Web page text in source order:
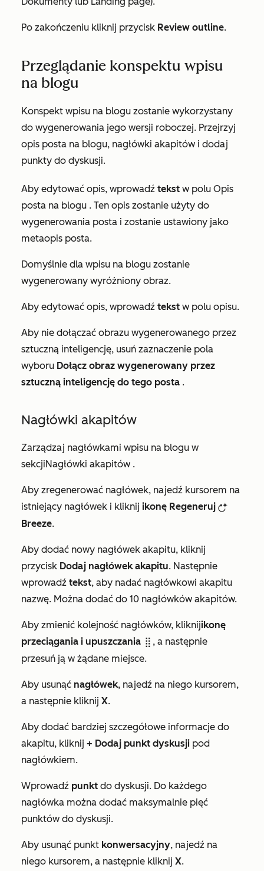
Po zakończeniu kliknij przycisk Review outline.
Przeglądanie konspektu wpisu
na blogu
Konspekt wpisu na blogu zostanie wykorzystany
do wygenerowania jego wersji roboczej. Przejrzyj
opis posta na blogu, nagłówki akapitów i dodaj
punkty do dyskusji.
Aby edytować opis, wprowadź tekst w polu Opis
posta na blogu . Ten opis zostanie użyty do
wygenerowania posta i zostanie ustawiony jako
metaopis posta.
Domyślnie dla wpisu na blogu zostanie
wygenerowany wyróżniony obraz.
Aby edytować opis, wprowadź tekst w polu opisu.
Aby nie dołączać obrazu wygenerowanego przez
sztuczną inteligencję, usuń zaznaczenie pola
wyboru Dołącz obraz wygenerowany przez
sztuczną inteligencję do tego posta .
Nagłówki akapitów
Zarządzaj nagłówkami wpisu na blogu w
sekcjiNagłówki akapitów .
Aby zregenerować nagłówek, najedź kursorem na
istniejący nagłówek i kliknij ikonę Regeneruj breezeRegenerateIcon
Breeze.
Aby dodać nowy nagłówek akapitu, kliknij
przycisk Dodaj nagłówek akapitu. Następnie
wprowadź tekst, aby nadać nagłówkowi akapitu
nazwę. Można dodać do 10 nagłówków akapitów.
Aby zmienić kolejność nagłówków, kliknijikonę
przeciągania i upuszczania dragHandleIcon , a następnie
przesuń ją w żądane miejsce.
Aby usunąć nagłówek, najedź na niego kursorem,
a następnie kliknij X.
Aby dodać bardziej szczegółowe informacje do
akapitu, kliknij + Dodaj punkt dyskusji pod
nagłówkiem.
Wprowadź punkt do dyskusji. Do każdego
nagłówka można dodać maksymalnie pięć
punktów do dyskusji.
Aby usunąć punkt konwersacyjny, najedź na
niego kursorem, a następnie kliknij X.